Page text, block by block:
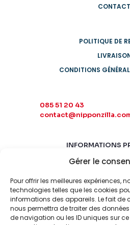
Gérer le
Pour offrir les meilleures expériences,
technologies telles que les cookies
informations des appareils. Le fait de
nous permettra de traiter des
de navigation ou les ID uniques sur ce
CONTACT
POLITIQUE DE
CONDITIONS
085 51 20 43
INFORMATIONS
MARDI-
LUNDI-
FERMÉ